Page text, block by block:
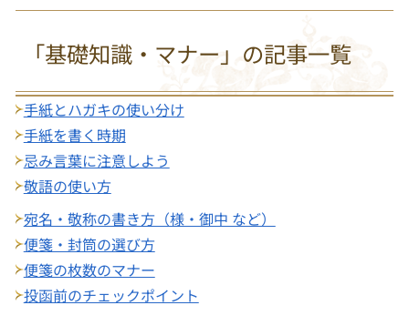
「基礎知識・マナー」の記事一覧
手紙とハガキの使い分け
手紙を書く時期
忌み言葉に注意しよう
敬語の使い方
宛名・敬称の書き方（様・御中 など）
便箋・封筒の選び方
便箋の枚数のマナー
投函前のチェックポイント